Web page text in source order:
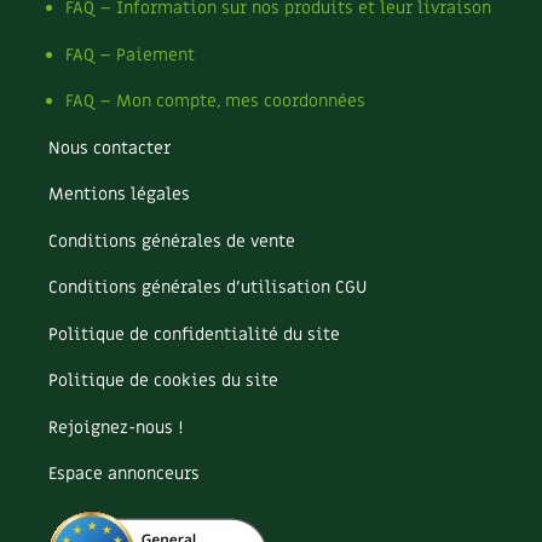
Dossier4 saisons
Actualités
Secrets d’abonné
Tous au jardin ! avec Pascal
La vie secrète du jardin
FAQ – Information sur nos produits et leur livraison
FAQ – Paiement
FAQ – Mon compte, mes coordonnées
Nous contacter
Mentions légales
Conditions générales de vente
Conditions générales d’utilisation CGU
Politique de confidentialité du site
Politique de cookies du site
Rejoignez-nous !
Espace annonceurs